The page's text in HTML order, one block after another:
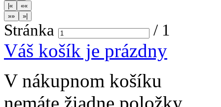
Stránka / 1
Váš košík je prázdny
V nákupnom košíku
nemáte žiadne položky